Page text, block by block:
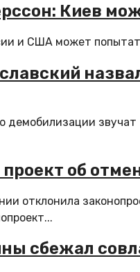
Киев
и США может
демобилизации
об
отклонила
сбежал